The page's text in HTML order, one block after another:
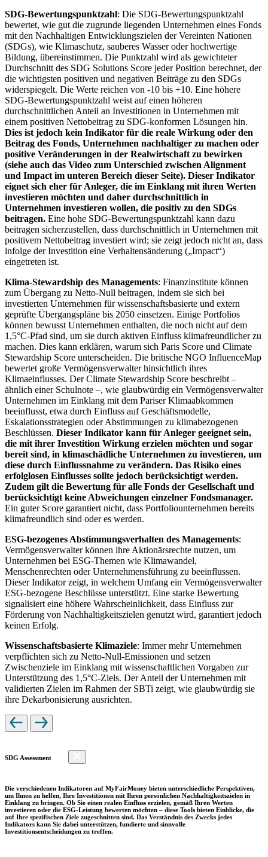
SDG-Bewertungspunktzahl: Die SDG-Bewertungspunktzahl
bewertet, wie gut die zugrunde liegenden Unternehmen eines Fonds
mit den Nachhaltigen Entwicklungszielen der Vereinten Nationen
(SDGs), wie Klimaschutz, sauberes Wasser oder hochwertige
Bildung, übereinstimmen. Die Punktzahl wird als gewichteter
Durchschnitt des SDG Solutions Score jeder Position berechnet, der
die wichtigsten positiven und negativen Beiträge zu den SDGs
widerspiegelt. Die Werte reichen von -10 bis +10. Eine höhere
SDG-Bewertungspunktzahl weist auf einen höheren
durchschnittlichen Anteil an Investitionen in Unternehmen mit
einem positiven Nettobeitrag zu SDG-konformen Lösungen hin.
Dies ist jedoch kein Indikator für die reale Wirkung oder den
Beitrag des Fonds, Unternehmen nachhaltiger zu machen oder
positive Veränderungen in der Realwirtschaft zu bewirken
(siehe auch das Video zum Unterschied zwischen Alignment
und Impact im unteren Bereich dieser Seite). Dieser Indikator
eignet sich eher für Anleger, die im Einklang mit ihren Werten
investieren möchten und daher durchschnittlich in
Unternehmen investieren wollen, die positiv zu den SDGs
beitragen. Eine hohe SDG-Bewertungspunktzahl kann dazu
beitragen sicherzustellen, dass durchschnittlich in Unternehmen mit
positivem Nettobeitrag investiert wird; sie zeigt jedoch nicht an, dass
infolge der Investition eine Verhaltensänderung („Impact“)
eingetreten ist.
Klima-Stewardship des Managements: Finanzinstitute können
zum Übergang zu Netto-Null beitragen, indem sie sich bei
investierten Unternehmen für wissenschaftsbasierte und extern
geprüfte Übergangspläne bis 2050 einsetzen. Einige Portfolios
können bewusst Unternehmen enthalten, die noch nicht auf dem
1,5°C-Pfad sind, um sie durch aktiven Einfluss klimafreundlicher zu
machen. Dies kann erklären, warum sich Paris Score und Climate
Stewardship Score unterscheiden. Die britische NGO InfluenceMap
bewertet große Vermögensverwalter hinsichtlich ihres
Klimaeinflusses. Der Climate Stewardship Score beschreibt –
ähnlich einer Schulnote –, wie glaubwürdig ein Vermögensverwalter
Unternehmen im Einklang mit dem Pariser Klimaabkommen
beeinflusst, etwa durch Einfluss auf Geschäftsmodelle,
Eskalationsstrategien oder Abstimmungen zu klimabezogenen
Beschlüssen. Dieser Indikator kann für Anleger geeignet sein,
die mit ihrer Investition Wirkung erzielen möchten und sogar
bereit sind, in klimaschädliche Unternehmen zu investieren, um
diese durch Einflussnahme zu verändern. Das Risiko eines
erfolglosen Einflusses sollte jedoch berücksichtigt werden.
Zudem gilt die Bewertung für alle Fonds der Gesellschaft und
berücksichtigt keine Abweichungen einzelner Fondsmanager.
Ein guter Score garantiert nicht, dass Portfoliounternehmen bereits
klimafreundlich sind oder es werden.
ESG-bezogenes Abstimmungsverhalten des Managements:
Vermögensverwalter können ihre Aktionärsrechte nutzen, um
Unternehmen bei ESG-Themen wie Klimawandel,
Menschenrechten oder Unternehmensführung zu beeinflussen.
Dieser Indikator zeigt, in welchem Umfang ein Vermögensverwalter
ESG-bezogene Beschlüsse unterstützt. Eine starke Bewertung
signalisiert eine höhere Wahrscheinlichkeit, dass Einfluss zur
Förderung von Nachhaltigkeitszielen genutzt wird, garantiert jedoch
keinen Erfolg.
Wissenschaftsbasierte Klimaziele: Immer mehr Unternehmen
verpflichten sich zu Netto-Null-Emissionen und setzen
Zwischenziele im Einklang mit wissenschaftlichen Vorgaben zur
Unterstützung des 1,5°C-Ziels. Der Anteil der Unternehmen mit
validierten Zielen im Rahmen der SBTi zeigt, wie glaubwürdig sie
ihre Dekarbonisierung ausrichten.
SDG Assessment
Die verschiedenen Indikatoren auf MyFairMoney bieten unterschiedliche Perspektiven,
um Ihnen zu helfen, Ihre Investitionen mit Ihren persönlichen Nachhaltigkeitszielen in
Einklang zu bringen. Ob Sie einen realen Einfluss erzielen, gemäß Ihren Werten
investieren oder die ESG-Leistung bewerten möchten – diese Tools bieten Einblicke, die
auf Ihre spezifischen Ziele zugeschnitten sind. Das Verständnis des Zwecks jedes
Indikators kann Sie dabei unterstützen, fundierte und sinnvolle
Investitionsentscheidungen zu treffen.